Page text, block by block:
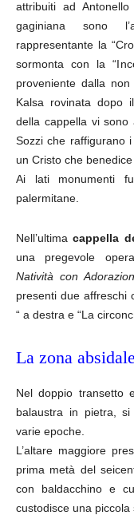
attribuiti ad
gaginiana sono
rappresentante la
sormonta con la
proveniente dalla
Kalsa rovinata dopo
della cappella vi sono
Sozzi che raffigurano
un Cristo che
Ai lati monumenti
palermitane.
Nell’ultimacappella
una pregevole
Natività con
presenti due affreschi
“ a destra e “La
La zona absidale
Nel doppio transetto
balaustra in pietra,
varie epoche.
L’altare maggiore
prima metà del
con baldacchino e
custodisce una piccola